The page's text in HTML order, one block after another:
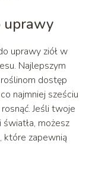
uprawy
uprawy ziół w
Najlepszym
dostęp
najmniej sześciu
Jeśli twoje
możesz
które zapewnią